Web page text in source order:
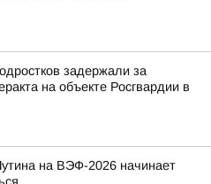
задержали за
на объекте Росгвардии в
на ВЭФ-2026 начинает